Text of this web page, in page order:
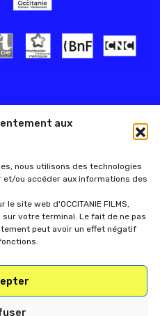
aux
nous utilisons des technologies
ou accéder aux informations des
site web d'OCCITANIE FILMS,
votre terminal. Le fait de ne pas
peut avoir un effet négatif